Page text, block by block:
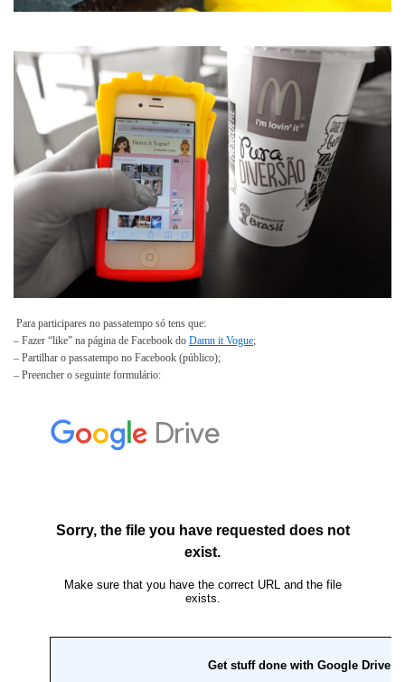
Para participares no passatempo só tens que:
– Fazer “like” na página de Facebook do Damn it Vogue;
– Partilhar o passatempo no Facebook (público);
– Preencher o seguinte formulário: